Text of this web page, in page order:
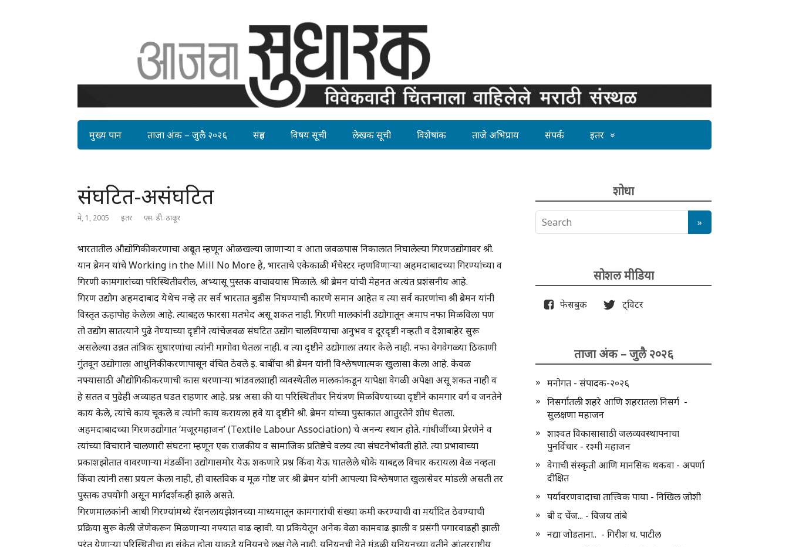
मुख्य पान ताजा अंक – जुलै २०२६ संग्रह विषय सूची लेखक सूची विशेषांक ताजे अभिप्राय संपर्क इतर
संघटित-असंघटित
मे, 1, 2005 इतर एस. डी. ठाकूर
भारतातील औद्योगिकीकरणाचा अग्रदूत म्हणून ओळखल्या जाणाऱ्या व आता जवळपास निकालात निघालेल्या गिरणउद्योगावर श्री.
यान ब्रेमन यांचे Working in the Mill No More हे, भारताचे एकेकाळी मँचेस्टर म्हणविणाऱ्या अहमदाबादच्या गिरण्यांच्या व
गिरणी कामगारांच्या परिस्थितीवरील, अभ्यासू पुस्तक वाचावयास मिळाले. श्री ब्रेमन यांची मेहनत अत्यंत प्रशंसनीय आहे.
गिरण उद्योग अहमदाबाद येथेच नव्हे तर सर्व भारतात बुडीस निघण्याची कारणे समान आहेत व त्या सर्व कारणांचा श्री ब्रेमन यांनी
विस्तृत ऊहापोह केलेला आहे. त्याबद्दल फारसा मतभेद असू शकत नाही. गिरणी मालकांनी उद्योगातून अमाप नफा मिळविला पण
तो उद्योग सातत्याने पुढे नेण्याच्या दृष्टीने त्यांचेजवळ संघटित उद्योग चालविण्याचा अनुभव व दूरदृष्टी नव्हती व देशाबाहेर सुरू
असलेल्या उन्नत तांत्रिक सुधारणांचा त्यांनी मागोवा घेतला नाही. व त्या दृष्टीने उद्योगाला तयार केले नाही. नफा वेगवेगळ्या ठिकाणी
गुंतवून उद्योगाला आधुनिकीकरणापासून वंचित ठेवले इ. बाबींचा श्री ब्रेमन यांनी विश्लेषणात्मक खुलासा केला आहे. केवळ
नफ्यासाठी औद्योगिकीकरणाची कास धरणाऱ्या भांडवलशाही व्यवस्थेतील मालकांकडून यापेक्षा वेगळी अपेक्षा असू शकत नाही व
हे सतत व पुढेही अव्याहत घडत राहणार आहे. प्रश्न असा की या परिस्थितीवर नियंत्रण मिळविण्याच्या दृष्टीने कामगार वर्ग व जनतेने
काय केले, त्यांचे काय चूकले व त्यांनी काय करायला हवे या दृष्टीने श्री. ब्रेमन यांच्या पुस्तकात आतुरतेने शोध घेतला.
अहमदाबादच्या गिरणउद्योगात ‘मजूरमहाजन’ (Textile Labour Association) चे अनन्य स्थान होते. गांधीजींच्या प्रेरणेने व
त्यांच्या विचाराने चालणारी संघटना म्हणून एक राजकीय व सामाजिक प्रतिष्ठेचे वलय त्या संघटनेभोवती होते. त्या प्रभावाच्या
प्रकाशझोतात वावरणाऱ्या मंडळींना उद्योगासमोर येऊ शकणारे प्रश्न किंवा येऊ घातलेले धोके याबद्दल विचार करायला वेळ नव्हता
किंवा त्यांनी तसा प्रयत्न केला नाही, ही वास्तविक व मूळ गोष्ट जर श्री ब्रेमन यांनी आपल्या विश्लेषणात खुलासेवर मांडली असती तर
पुस्तक उपयोगी असून मार्गदर्शकही झाले असते.
गिरणमालकांनी आधी गिरण्यांमध्ये रॅशनलायझेशनच्या माध्यमातून कामगारांची संख्या कमी करण्याची वा मर्यादित ठेवण्याची
प्रक्रिया सुरू केली जेणेकरून मिळणाऱ्या नफ्यात वाढ व्हावी. या प्रकियेतून अनेक वेळा कामवाढ झाली व प्रसंगी पगारवाढही झाली
परंतु येणाऱ्या परिस्थितीचा हा संकेत होता याकडे युनियनचे लक्ष गेले नाही. युनियनची नेते मंडळी युनियनच्या वतीने आंतरराष्ट्रीय
शोधा
सोशल मीडिया
फेसबुक ट्विटर
ताजा अंक – जुलै २०२६
मनोगत - संपादक-२०२६
निसर्गातली शहरे आणि शहरातला निसर्ग -
सुलक्षणा महाजन
शाश्वत विकासासाठी जलव्यवस्थापनाचा
पुनर्विचार - रश्मी महाजन
वेगाची संस्कृती आणि मानसिक थकवा - अपर्णा
दीक्षित
पर्यावरणवादाचा तात्त्विक पाया - निखिल जोशी
बी द चेंज... - विजय तांबे
नद्या जोडताना.. - गिरीश घ. पाटील